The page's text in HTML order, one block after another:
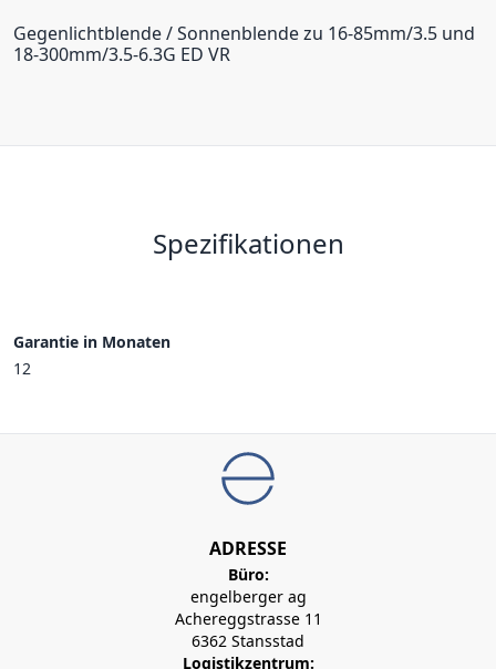
Gegenlichtblende / Sonnenblende zu 16-85mm/3.5 und
18-300mm/3.5-6.3G ED VR
Spezifikationen
Garantie in Monaten
12
ADRESSE
Büro:
engelberger ag
Achereggstrasse 11
6362 Stansstad
Logistikzentrum: